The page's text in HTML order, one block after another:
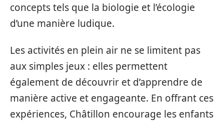
concepts tels que la biologie et l’écologie
d’une manière ludique.
Les activités en plein air ne se limitent pas
aux simples jeux : elles permettent
également de découvrir et d’apprendre de
manière active et engageante. En offrant ces
expériences, Châtillon encourage les enfants